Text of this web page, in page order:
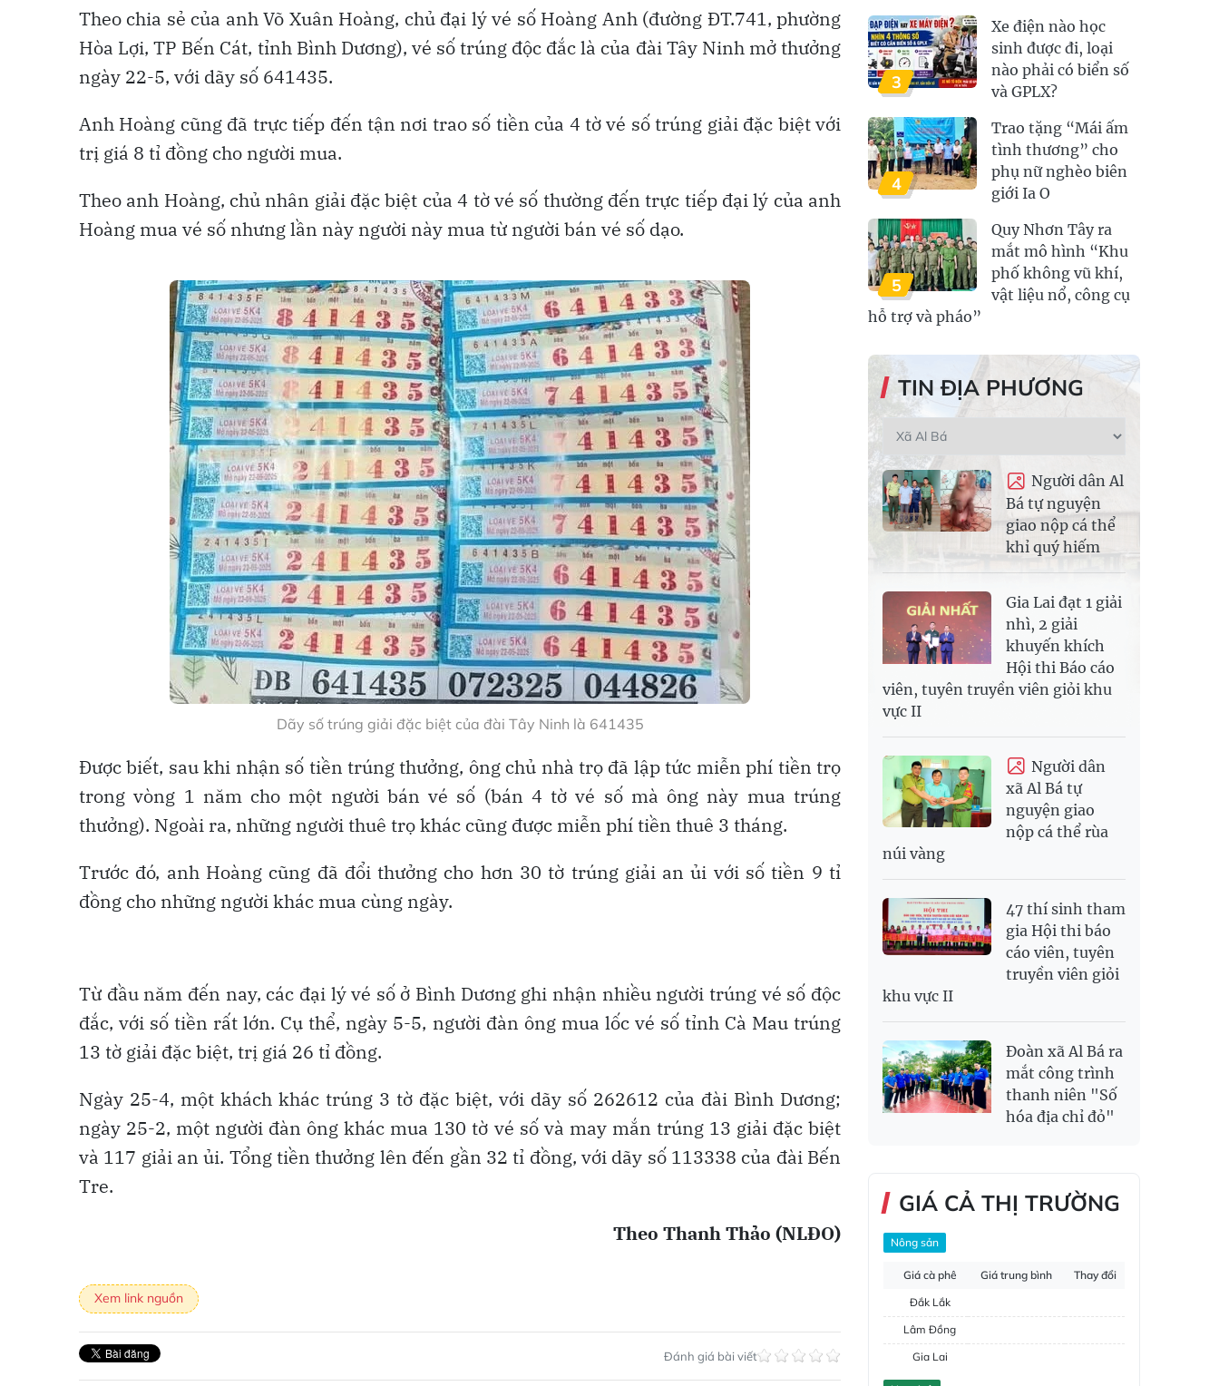
Theo chia sẻ của anh Võ Xuân Hoàng, chủ đại lý vé số Hoàng Anh (đường ĐT.741, phường
Hòa Lợi, TP Bến Cát, tỉnh Bình Dương), vé số trúng độc đắc là của đài Tây Ninh mở thưởng
ngày 22-5, với dãy số 641435.
Anh Hoàng cũng đã trực tiếp đến tận nơi trao số tiền của 4 tờ vé số trúng giải đặc biệt với
trị giá 8 tỉ đồng cho người mua.
Theo anh Hoàng, chủ nhân giải đặc biệt của 4 tờ vé số thường đến trực tiếp đại lý của anh
Hoàng mua vé số nhưng lần này người này mua từ người bán vé số dạo.
Dãy số trúng giải đặc biệt của đài Tây Ninh là 641435
Được biết, sau khi nhận số tiền trúng thưởng, ông chủ nhà trọ đã lập tức miễn phí tiền trọ
trong vòng 1 năm cho một người bán vé số (bán 4 tờ vé số mà ông này mua trúng
thưởng). Ngoài ra, những người thuê trọ khác cũng được miễn phí tiền thuê 3 tháng.
Trước đó, anh Hoàng cũng đã đổi thưởng cho hơn 30 tờ trúng giải an ủi với số tiền 9 tỉ
đồng cho những người khác mua cùng ngày.
Từ đầu năm đến nay, các đại lý vé số ở Bình Dương ghi nhận nhiều người trúng vé số độc
đắc, với số tiền rất lớn. Cụ thể, ngày 5-5, người đàn ông mua lốc vé số tỉnh Cà Mau trúng
13 tờ giải đặc biệt, trị giá 26 tỉ đồng.
Ngày 25-4, một khách khác trúng 3 tờ đặc biệt, với dãy số 262612 của đài Bình Dương;
ngày 25-2, một người đàn ông khác mua 130 tờ vé số và may mắn trúng 13 giải đặc biệt
và 117 giải an ủi. Tổng tiền thưởng lên đến gần 32 tỉ đồng, với dãy số 113338 của đài Bến
Tre.
Theo Thanh Thảo (NLĐO)
Xem link nguồn
Đánh giá bài viết
3
Xe điện nào học
sinh được đi, loại
nào phải có biển số
và GPLX?
4
Trao tặng “Mái ấm
tình thương” cho
phụ nữ nghèo biên
giới Ia O
5
Quy Nhơn Tây ra
mắt mô hình “Khu
phố không vũ khí,
vật liệu nổ, công cụ
hỗ trợ và pháo”
TIN ĐỊA PHƯƠNG
Người dân Al
Bá tự nguyện
giao nộp cá thể
khỉ quý hiếm
Gia Lai đạt 1 giải
nhì, 2 giải
khuyến khích
Hội thi Báo cáo
viên, tuyên truyền viên giỏi khu
vực II
Người dân
xã Al Bá tự
nguyện giao
nộp cá thể rùa
núi vàng
47 thí sinh tham
gia Hội thi báo
cáo viên, tuyên
truyền viên giỏi
khu vực II
Đoàn xã Al Bá ra
mắt công trình
thanh niên "Số
hóa địa chỉ đỏ"
GIÁ CẢ THỊ TRƯỜNG
Nông sản
Giá cà phê Giá trung bình
Thay đổi
Đắk Lắk
Lâm Đồng
Gia Lai